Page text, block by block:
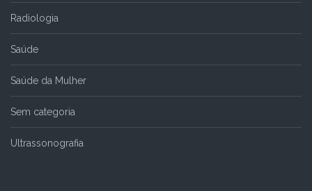
Radiologia
Saúde
Saúde da Mulher
Sem categoria
Ultrassonografia